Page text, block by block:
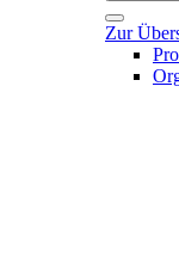
Zur